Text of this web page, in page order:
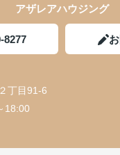
アザレアハウジング
8277
丁目91-6
18:00